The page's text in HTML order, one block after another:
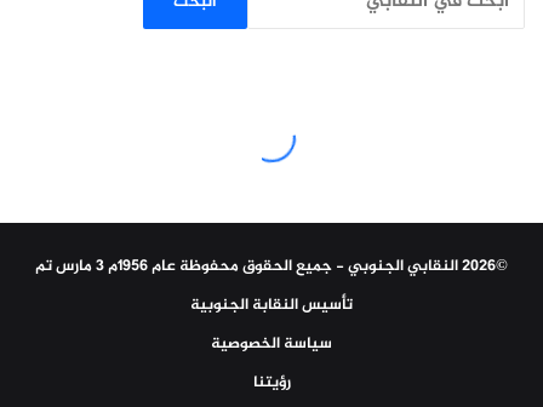
©2026 النقابي الجنوبي - جميع الحقوق محفوظة عام 1956م 3 مارس تم
تأسيس النقابة الجنوبية
سياسة الخصوصية
رؤيتنا